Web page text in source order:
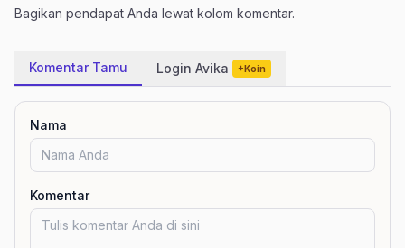
Bagikan pendapat Anda lewat kolom komentar.
Komentar Tamu Login Avika +Koin
Nama
Komentar